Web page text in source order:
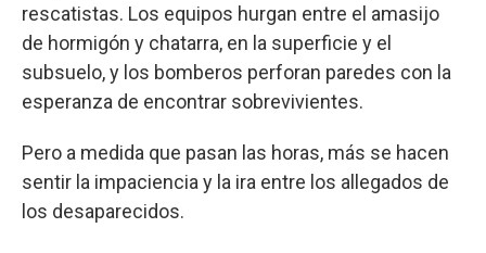
rescatistas. Los equipos hurgan entre el amasijo
de hormigón y chatarra, en la superficie y el
subsuelo, y los bomberos perforan paredes con la
esperanza de encontrar sobrevivientes.
Pero a medida que pasan las horas, más se hacen
sentir la impaciencia y la ira entre los allegados de
los desaparecidos.